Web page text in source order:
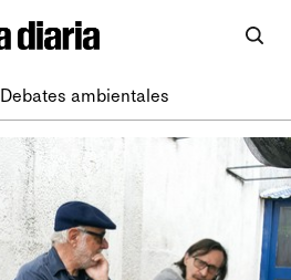
Debates ambientales